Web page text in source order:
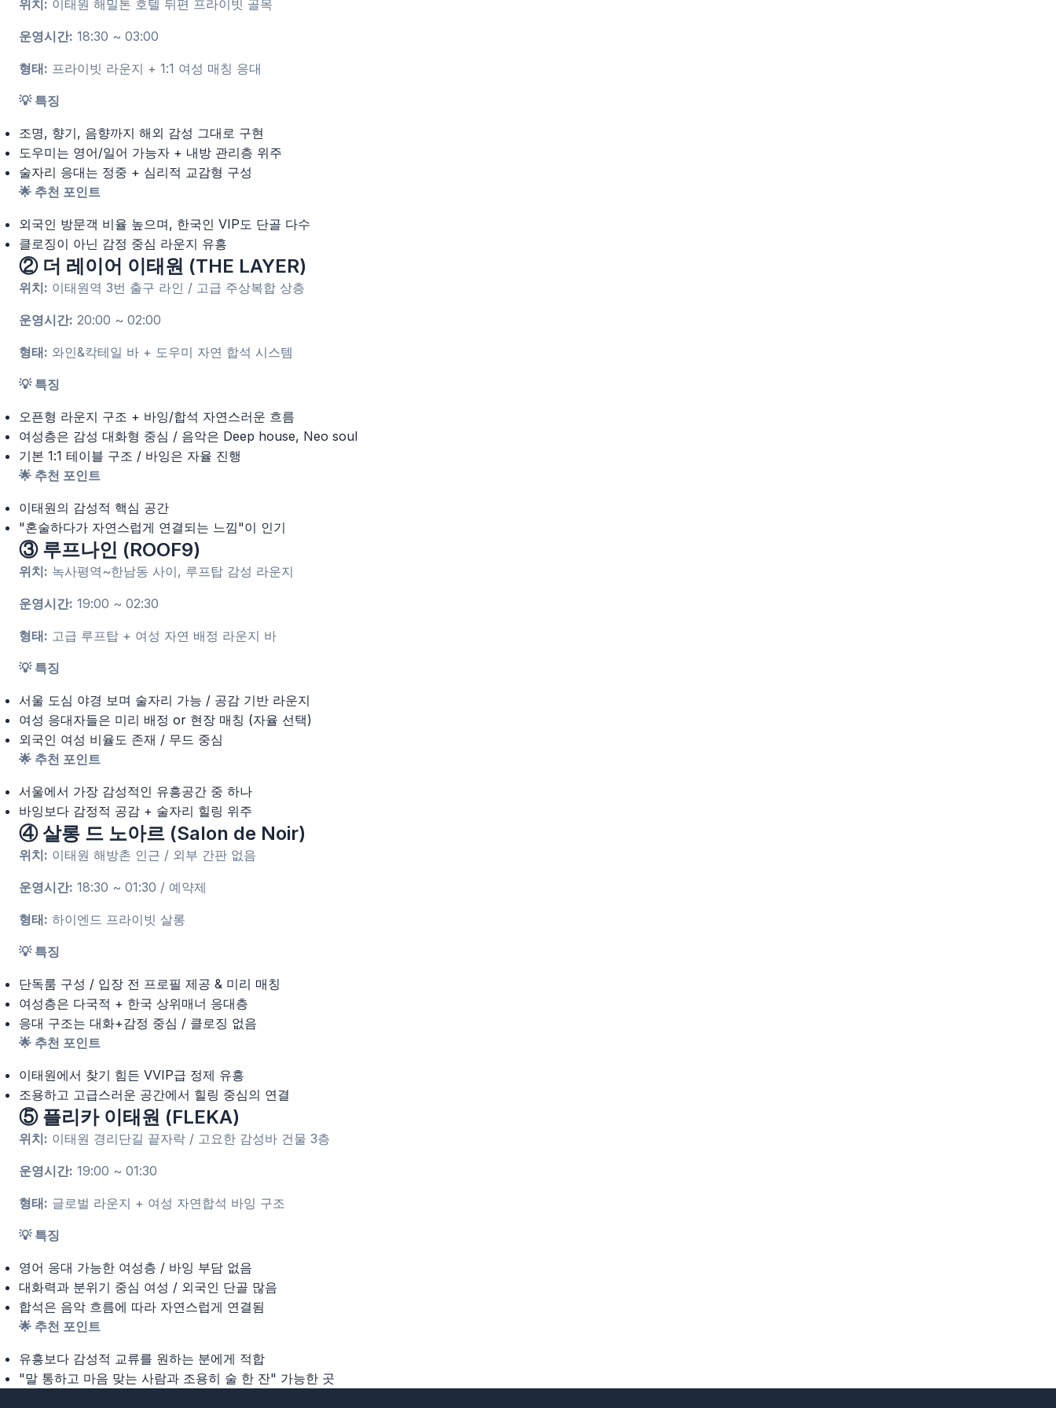
위치: 이태원 해밀톤 호텔 뒤편 프라이빗 골목
운영시간: 18:30 ~ 03:00
형태: 프라이빗 라운지 + 1:1 여성 매칭 응대
💡 특징
조명, 향기, 음향까지 해외 감성 그대로 구현
도우미는 영어/일어 가능자 + 내방 관리층 위주
술자리 응대는 정중 + 심리적 교감형 구성
🌟 추천 포인트
외국인 방문객 비율 높으며, 한국인 VIP도 단골 다수
클로징이 아닌 감정 중심 라운지 유흥
② 더 레이어 이태원 (THE LAYER)
위치: 이태원역 3번 출구 라인 / 고급 주상복합 상층
운영시간: 20:00 ~ 02:00
형태: 와인&칵테일 바 + 도우미 자연 합석 시스템
💡 특징
오픈형 라운지 구조 + 바잉/합석 자연스러운 흐름
여성층은 감성 대화형 중심 / 음악은 Deep house, Neo soul
기본 1:1 테이블 구조 / 바잉은 자율 진행
🌟 추천 포인트
이태원의 감성적 핵심 공간
"혼술하다가 자연스럽게 연결되는 느낌"이 인기
③ 루프나인 (ROOF9)
위치: 녹사평역~한남동 사이, 루프탑 감성 라운지
운영시간: 19:00 ~ 02:30
형태: 고급 루프탑 + 여성 자연 배정 라운지 바
💡 특징
서울 도심 야경 보며 술자리 가능 / 공감 기반 라운지
여성 응대자들은 미리 배정 or 현장 매칭 (자율 선택)
외국인 여성 비율도 존재 / 무드 중심
🌟 추천 포인트
서울에서 가장 감성적인 유흥공간 중 하나
바잉보다 감정적 공감 + 술자리 힐링 위주
④ 살롱 드 노아르 (Salon de Noir)
위치: 이태원 해방촌 인근 / 외부 간판 없음
운영시간: 18:30 ~ 01:30 / 예약제
형태: 하이엔드 프라이빗 살롱
💡 특징
단독룸 구성 / 입장 전 프로필 제공 & 미리 매칭
여성층은 다국적 + 한국 상위매너 응대층
응대 구조는 대화+감정 중심 / 클로징 없음
🌟 추천 포인트
이태원에서 찾기 힘든 VVIP급 정제 유흥
조용하고 고급스러운 공간에서 힐링 중심의 연결
⑤ 플리카 이태원 (FLEKA)
위치: 이태원 경리단길 끝자락 / 고요한 감성바 건물 3층
운영시간: 19:00 ~ 01:30
형태: 글로벌 라운지 + 여성 자연합석 바잉 구조
💡 특징
영어 응대 가능한 여성층 / 바잉 부담 없음
대화력과 분위기 중심 여성 / 외국인 단골 많음
합석은 음악 흐름에 따라 자연스럽게 연결됨
🌟 추천 포인트
유흥보다 감성적 교류를 원하는 분에게 적합
"말 통하고 마음 맞는 사람과 조용히 술 한 잔" 가능한 곳